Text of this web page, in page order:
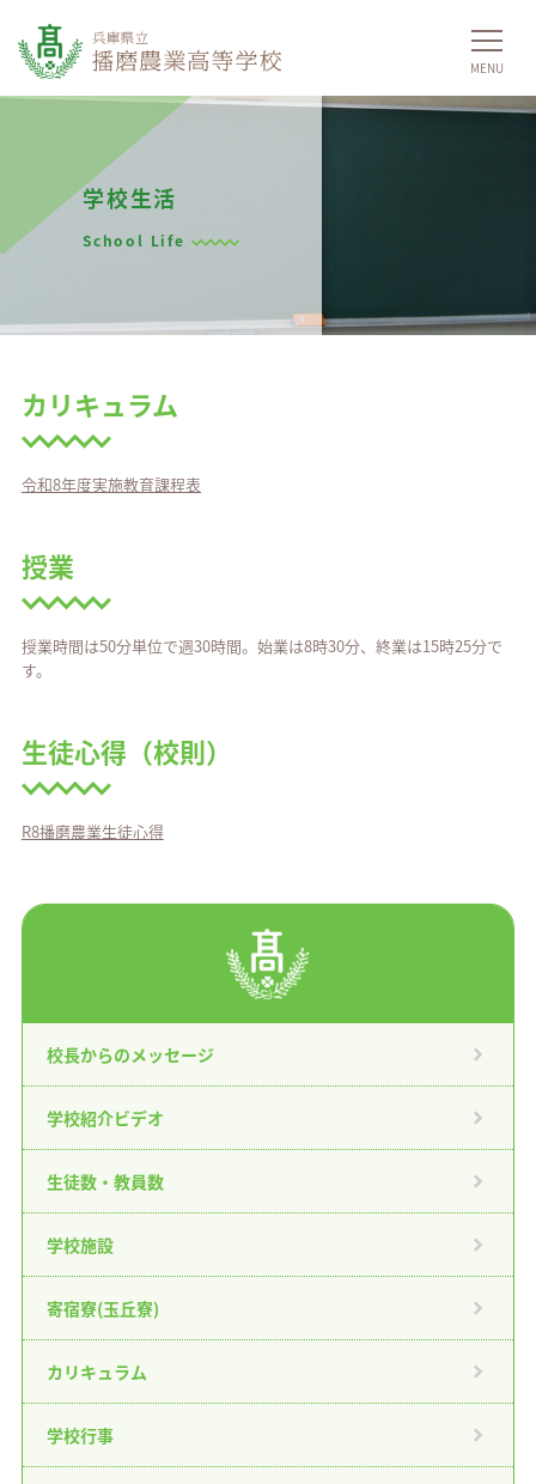
学校生活
School Life
カリキュラム
令和8年度実施教育課程表
授業
授業時間は50分単位で週30時間。始業は8時30分、終業は15時25分で
す。
生徒心得（校則）
R8播磨農業生徒心得
校長からのメッセージ
学校紹介ビデオ
生徒数・教員数
学校施設
寄宿寮(玉丘寮)
カリキュラム
学校行事